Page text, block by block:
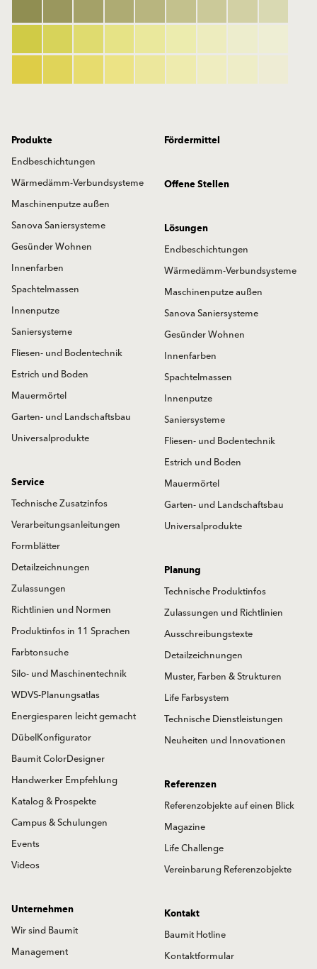
Produkte
Endbeschichtungen
Wärmedämm-Verbundsysteme
Maschinenputze außen
Sanova Saniersysteme
Gesünder Wohnen
Innenfarben
Spachtelmassen
Innenputze
Saniersysteme
Fliesen- und Bodentechnik
Estrich und Boden
Mauermörtel
Garten- und Landschaftsbau
Universalprodukte
Fördermittel
Offene Stellen
Lösungen
Endbeschichtungen
Wärmedämm-Verbundsysteme
Maschinenputze außen
Sanova Saniersysteme
Gesünder Wohnen
Innenfarben
Spachtelmassen
Innenputze
Saniersysteme
Fliesen- und Bodentechnik
Estrich und Boden
Mauermörtel
Garten- und Landschaftsbau
Universalprodukte
Service
Technische Zusatzinfos
Verarbeitungsanleitungen
Formblätter
Detailzeichnungen
Zulassungen
Richtlinien und Normen
Produktinfos in 11 Sprachen
Farbtonsuche
Silo- und Maschinentechnik
WDVS-Planungsatlas
Energiesparen leicht gemacht
DübelKonfigurator
Baumit ColorDesigner
Handwerker Empfehlung
Katalog & Prospekte
Campus & Schulungen
Events
Videos
Planung
Technische Produktinfos
Zulassungen und Richtlinien
Ausschreibungstexte
Detailzeichnungen
Muster, Farben & Strukturen
Life Farbsystem
Technische Dienstleistungen
Neuheiten und Innovationen
Referenzen
Referenzobjekte auf einen Blick
Magazine
Life Challenge
Vereinbarung Referenzobjekte
Unternehmen
Wir sind Baumit
Management
Kontakt
Baumit Hotline
Kontaktformular